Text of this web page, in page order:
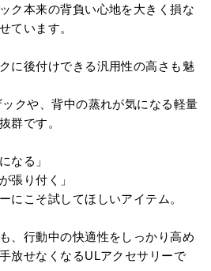
ク本来の背負い心地を大きく損な
ています。
に後付けできる汎用性の高さも魅
クや、背中の蒸れが気になる軽量
群です。
なる」
張り付く」
にこそ試してほしいアイテム。
、行動中の快適性をしっかり高め
放せなくなるULアクセサリーで